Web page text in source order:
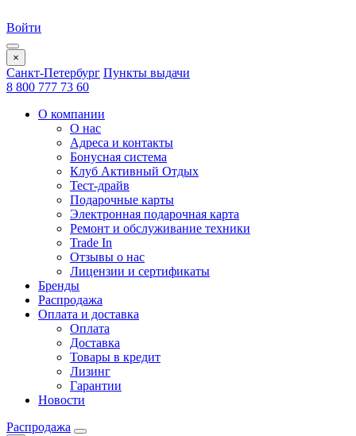
Войти
×
Санкт-Петербург Пункты выдачи
8 800 777 73 60
О компании
О нас
Адреса и контакты
Бонусная система
Клуб Активный Отдых
Тест-драйв
Подарочные карты
Электронная подарочная карта
Ремонт и обслуживание техники
Trade In
Отзывы о нас
Лицензии и сертификаты
Бренды
Распродажа
Оплата и доставка
Оплата
Доставка
Товары в кредит
Лизинг
Гарантии
Новости
Распродажа